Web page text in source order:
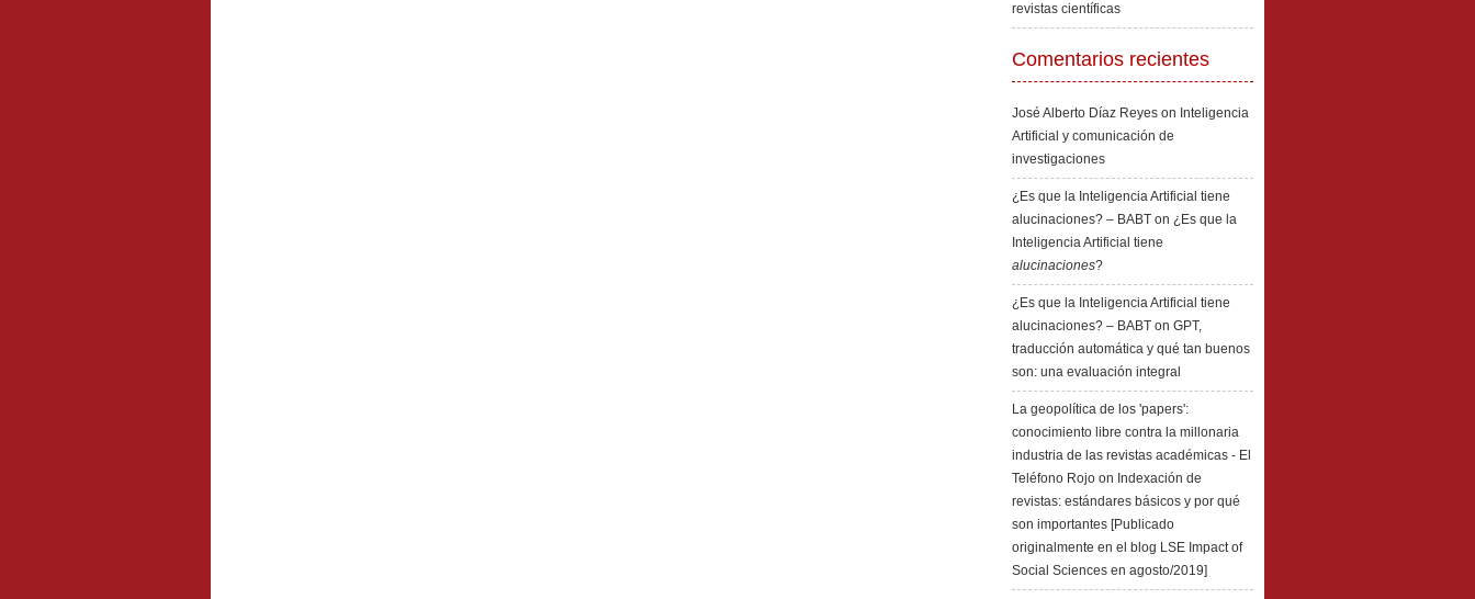
revistas científicas
Comentarios recientes
José Alberto Díaz Reyes on Inteligencia
Artificial y comunicación de
investigaciones
¿Es que la Inteligencia Artificial tiene
alucinaciones? – BABT on ¿Es que la
Inteligencia Artificial tiene
alucinaciones?
¿Es que la Inteligencia Artificial tiene
alucinaciones? – BABT on GPT,
traducción automática y qué tan buenos
son: una evaluación integral
La geopolítica de los 'papers':
conocimiento libre contra la millonaria
industria de las revistas académicas - El
Teléfono Rojo on Indexación de
revistas: estándares básicos y por qué
son importantes [Publicado
originalmente en el blog LSE Impact of
Social Sciences en agosto/2019]